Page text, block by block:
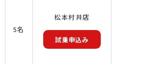
5名
松本村井店
試乗申込み